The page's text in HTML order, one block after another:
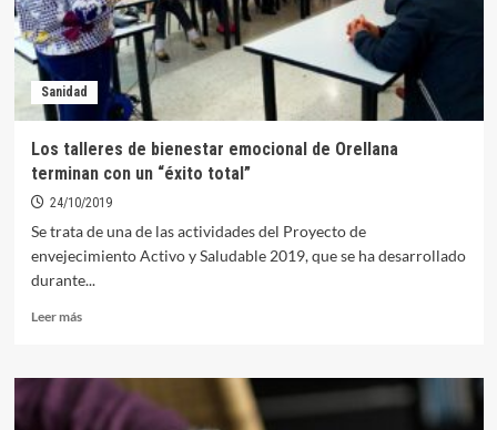
Sanidad
Los talleres de bienestar emocional de Orellana
terminan con un “éxito total”
24/10/2019
Se trata de una de las actividades del Proyecto de
envejecimiento Activo y Saludable 2019, que se ha desarrollado
durante...
Leer másLeer
Los
talleres